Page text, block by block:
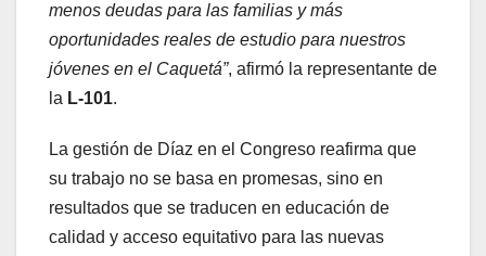
menos deudas para las familias y más
oportunidades reales de estudio para nuestros
jóvenes en el Caquetá”, afirmó la representante de
la L-101.
La gestión de Díaz en el Congreso reafirma que
su trabajo no se basa en promesas, sino en
resultados que se traducen en educación de
calidad y acceso equitativo para las nuevas